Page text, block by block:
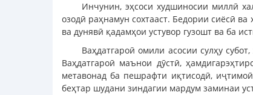
Инчунин, эҳсоси худшиносии миллӣ
озодӣ раҳнамун сохтааст. Бедории сиёсӣ
ва дунявӣ қадамҳои устувор гузошт ва ба
Ваҳдатгароӣ омили асосии сулҳу
Ваҳдатгароӣ маънои дӯстӣ,
метавонад ба пешрафти иқтисодӣ,
беҳтар шудани зиндагии мардум заминаи